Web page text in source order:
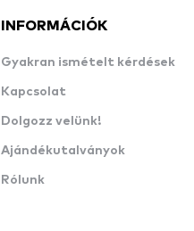
INFORMÁCIÓK
Gyakran ismételt kérdések
Kapcsolat
Dolgozz velünk!
Ajándékutalványok
Rólunk